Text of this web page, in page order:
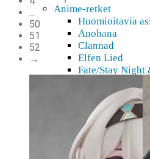
Anime-retket
Huomioitavia
Anohana
Clannad
Elfen Lied
Fate/Stay Night
Haruhi
Higurashi
Kimi no Na Wa
Miss
Oreimo
Sanasto
MMD
50
51
52
→